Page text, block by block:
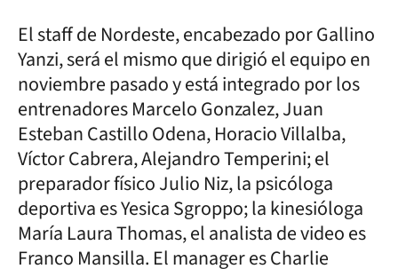
El staff de Nordeste, encabezado por Gallino
Yanzi, será el mismo que dirigió el equipo en
noviembre pasado y está integrado por los
entrenadores Marcelo Gonzalez, Juan
Esteban Castillo Odena, Horacio Villalba,
Víctor Cabrera, Alejandro Temperini; el
preparador físico Julio Niz, la psicóloga
deportiva es Yesica Sgroppo; la kinesióloga
María Laura Thomas, el analista de video es
Franco Mansilla. El manager es Charlie